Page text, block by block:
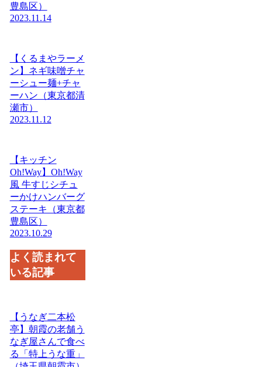
豊島区）
2023.11.14
【くるまやラーメ
ン】ネギ味噌チャ
ーシュー麺+チャ
ーハン（東京都清
瀬市）
2023.11.12
【キッチン
Oh!Way】Oh!Way
風 牛すじシチュ
ーかけハンバーグ
ステーキ（東京都
豊島区）
2023.10.29
よく読まれて
いる記事
【うなぎ二本松
亭】朝霞の老舗う
なぎ屋さんで食べ
る「特上うな重」